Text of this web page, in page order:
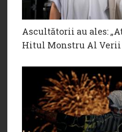
Ascultătorii au ales:
Hitul Monstru Al Verii